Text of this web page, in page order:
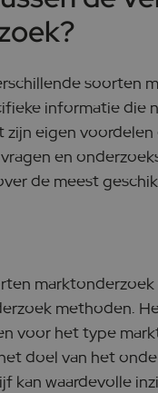
soorten
informatie die
eigen
en
de meest
methoden.
voor het type
doel van het
kan waardevolle